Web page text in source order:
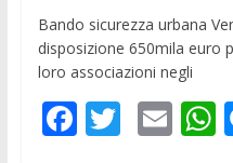
Bando sicurezza urbana
disposizione 650mila euro
loro associazioni negli
F T E